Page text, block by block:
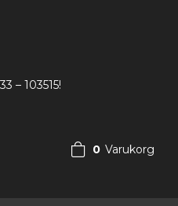
– 103515!
0 Varukorg